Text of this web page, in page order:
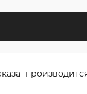
производится